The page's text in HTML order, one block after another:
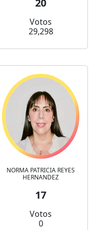
20
Votos
29,298
NORMA PATRICIA REYES
HERNANDEZ
17
Votos
0